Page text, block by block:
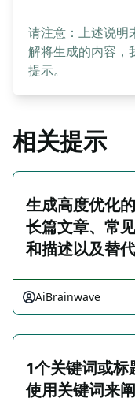
请注意：上述说明
解将生成的内容，
提示。
相关提示
生成高度优化
长篇文章、常
和描述以及替
AiBrainwave
1个关键词或标
使用关键词来阐